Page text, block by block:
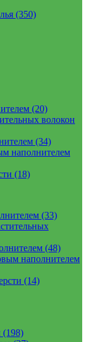
(350)
(20)
волокон
(34)
наполнителем
(18)
(33)
(48)
наполнителем
(14)
(198)